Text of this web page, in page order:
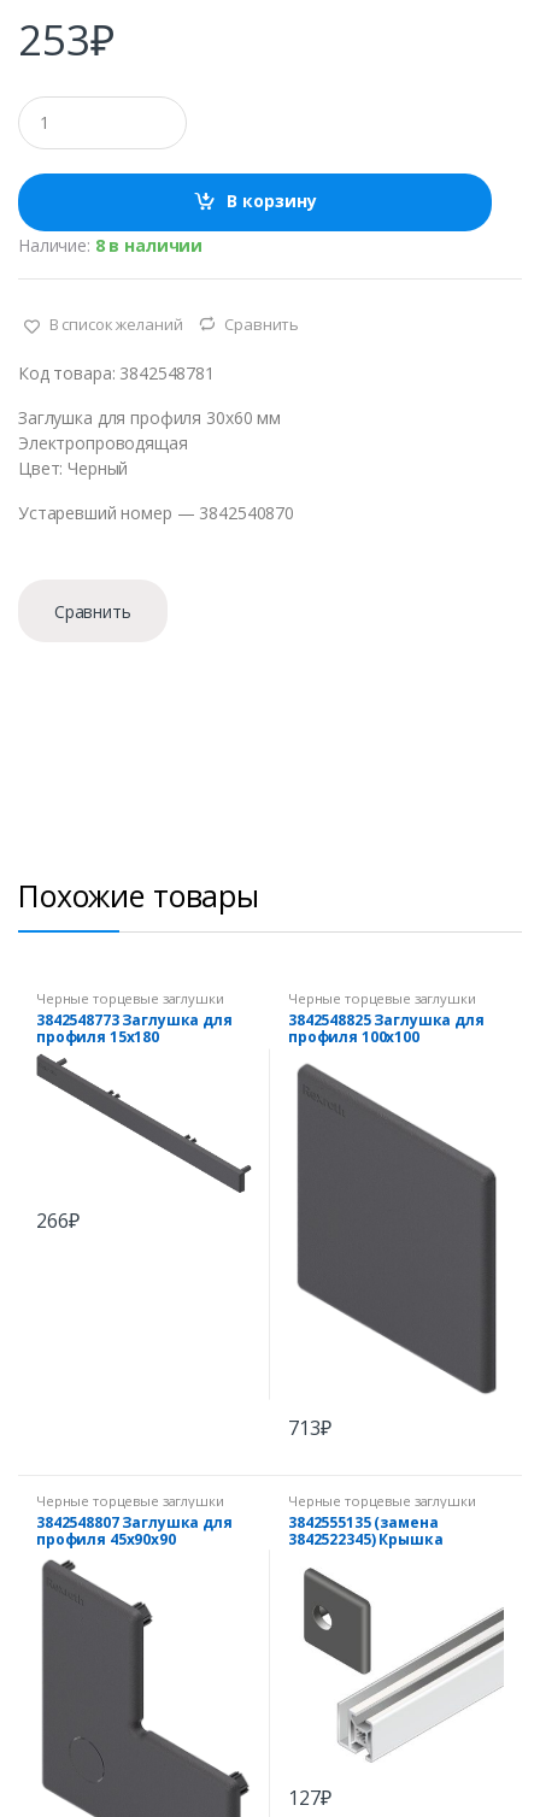
253₽
К
о
л
ч
е
с
т
в
В корзину
Наличие: 8 в наличии
В список желаний Сравнить
Код товара: 3842548781
Заглушка для профиля 30х60 мм
Электропроводящая
Цвет: Черный
Устаревший номер — 3842540870
Сравнить
Похожие товары
Черные торцевые заглушки
3842548773 Заглушка для
профиля 15х180
266₽
Черные торцевые заглушки
3842548825 Заглушка для
профиля 100х100
713₽
Черные торцевые заглушки
3842548807 Заглушка для
профиля 45х90х90
Черные торцевые заглушки
3842555135 (замена
3842522345) Крышка
черная
127₽